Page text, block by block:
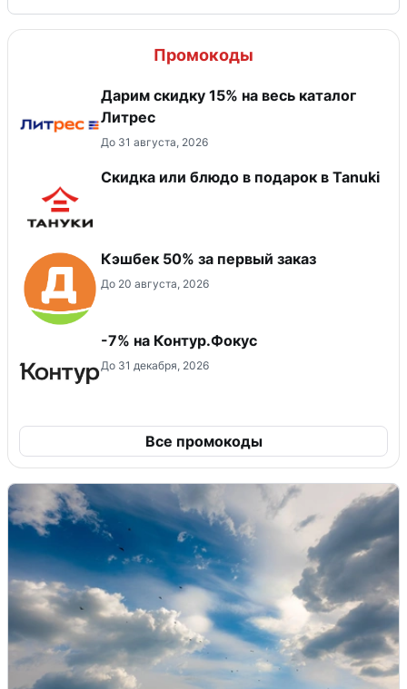
Промокоды
Дарим скидку 15% на весь каталог
Литрес
До 31 августа, 2026
Скидка или блюдо в подарок в Tanuki
Кэшбек 50% за первый заказ
До 20 августа, 2026
-7% на Контур.Фокус
До 31 декабря, 2026
Все промокоды